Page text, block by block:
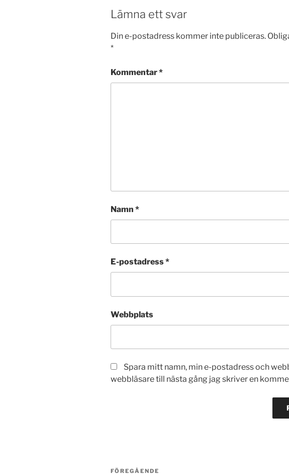
Lämna ett svar
Din e-postadress kommer inte publiceras.
*
Kommentar*
Namn *
E-postadress*
Webbplats
Spara mitt namn, min e-postadress och
webbläsare till nästa gång jag skriver en
Inläggsnavigering
Föregående
FÖREGÅENDE